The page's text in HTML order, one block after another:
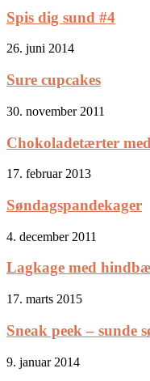
Spis dig sund #4
26. juni 2014
Sure cupcakes
30. november 2011
Chokoladetærter
17. februar 2013
Søndagspandekager
4. december 2011
Lagkage med
17. marts 2015
Sneak peek – sunde
9. januar 2014